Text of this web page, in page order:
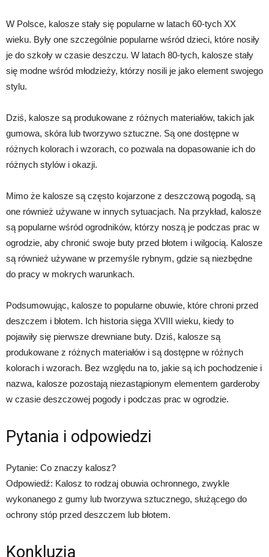
W Polsce, kalosze stały się popularne w latach 60-tych XX
wieku. Były one szczególnie popularne wśród dzieci, które nosiły
je do szkoły w czasie deszczu. W latach 80-tych, kalosze stały
się modne wśród młodzieży, którzy nosili je jako element swojego
stylu.
Dziś, kalosze są produkowane z różnych materiałów, takich jak
gumowa, skóra lub tworzywo sztuczne. Są one dostępne w
różnych kolorach i wzorach, co pozwala na dopasowanie ich do
różnych stylów i okazji.
Mimo że kalosze są często kojarzone z deszczową pogodą, są
one również używane w innych sytuacjach. Na przykład, kalosze
są popularne wśród ogrodników, którzy noszą je podczas prac w
ogrodzie, aby chronić swoje buty przed błotem i wilgocią. Kalosze
są również używane w przemyśle rybnym, gdzie są niezbędne
do pracy w mokrych warunkach.
Podsumowując, kalosze to popularne obuwie, które chroni przed
deszczem i błotem. Ich historia sięga XVIII wieku, kiedy to
pojawiły się pierwsze drewniane buty. Dziś, kalosze są
produkowane z różnych materiałów i są dostępne w różnych
kolorach i wzorach. Bez względu na to, jakie są ich pochodzenie i
nazwa, kalosze pozostają niezastąpionym elementem garderoby
w czasie deszczowej pogody i podczas prac w ogrodzie.
Pytania i odpowiedzi
Pytanie: Co znaczy kalosz?
Odpowiedź: Kalosz to rodzaj obuwia ochronnego, zwykle
wykonanego z gumy lub tworzywa sztucznego, służącego do
ochrony stóp przed deszczem lub błotem.
Konkluzja